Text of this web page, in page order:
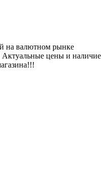
на валютном рынке
цены и наличие